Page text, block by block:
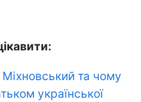
та чому
української